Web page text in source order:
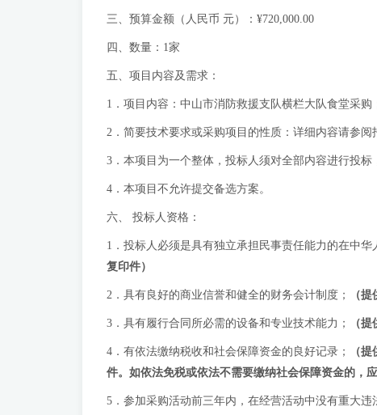
三、预算金额（人民币 元）：¥720,000.00
四、数量：1家
五、项目内容及需求：
1．项目内容：中山市消防救援支队横栏大队食堂采购
2．简要技术要求或采购项目的性质：详细内容请参阅
3．本项目为一个整体，投标人须对全部内容进行投标
4．本项目不允许提交备选方案。
六、 投标人资格：
1．投标人必须是具有独立承担民事责任能力的在中
复印件）
2．具有良好的商业信誉和健全的财务会计制度； （
3．具有履行合同所必需的设备和专业技术能力； （
4．有依法缴纳税收和社会保障资金的良好记录；
（
件。如依法免税或依法不需要缴纳社会保障资金的，
5．参加采购活动前三年内，在经营活动中没有重大违